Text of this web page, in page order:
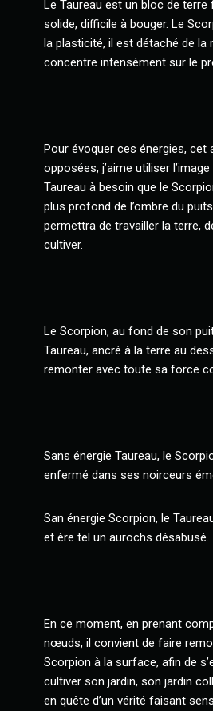
Le Taureau est un bloc de
solide, difficile à bouger. Le
la plasticité, il est détaché de la
concentre intensément sur le
Pour évoquer ces énergies, cet
opposées, j’aime utiliser
Taureau à besoin que le
plus profond de l’ombre du
permettra de travailler la terre,
cultiver.
Le Scorpion, au fond de son
Taureau, ancré à la terre au
remonter avec toute sa force
Sans énergie Taureau, le
enfermé dans ses noirceurs
San énergie Scorpion, le
et ère tel un aurochs désabusé.
En ce moment, en prenant
nœuds, il convient de faire
Scorpion à la surface, afin de
cultiver son jardin, son jardin
en quête d’un vérité faisant